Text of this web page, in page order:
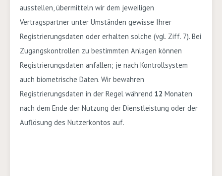
ausstellen, übermitteln wir dem jeweiligen
Vertragspartner unter Umständen gewisse Ihrer
Registrierungsdaten oder erhalten solche (vgl. Ziff. 7). Bei
Zugangskontrollen zu bestimmten Anlagen können
Registrierungsdaten anfallen; je nach Kontrollsystem
auch biometrische Daten. Wir bewahren
Registrierungsdaten in der Regel während 12 Monaten
nach dem Ende der Nutzung der Dienstleistung oder der
Auflösung des Nutzerkontos auf.